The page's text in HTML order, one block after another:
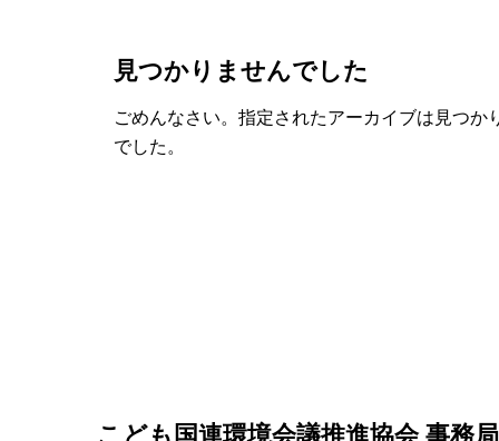
見つかりませんでした
ごめんなさい。指定されたアーカイブは見つか
でした。
こども国連環境会議推進協会 事務局